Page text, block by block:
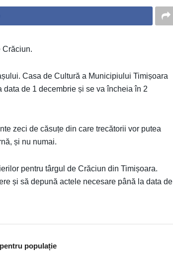
Crăciun.
Casa de Cultură a Municipiului Timișoara
de 1 decembrie și se va încheia în 2
zeci de căsuțe din care trecătorii vor putea
și nu numai.
pentru târgul de Crăciun din Timișoara.
și să depună actele necesare până la data de
populație